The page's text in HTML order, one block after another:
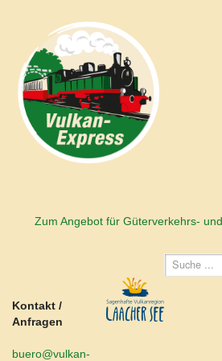
Zum Angebot für Güterverkehrs-
Kontakt /
Anfragen
buero@vulkan-